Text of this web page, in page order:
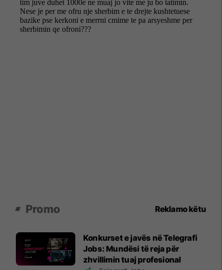
Promo Reklamo këtu
Konkurset e javës në Telegrafi
Jobs: Mundësi të reja për
zhvillimin tuaj profesional